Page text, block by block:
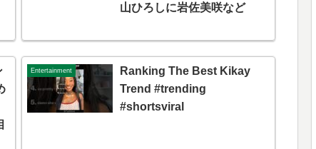
山ひろしに岩佐美咲など
Entertainment
Ranking The Best Kikay
Trend #trending
#shortsviral